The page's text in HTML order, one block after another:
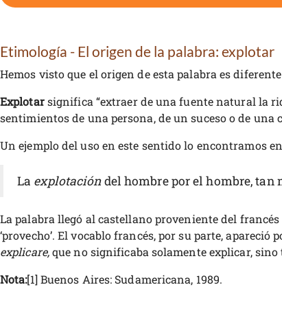
Etimología - El origen de la palabra: explotar
Hemos visto que el origen de esta palabra es
Explotarsignifica “extraer de una fuente natural la
sentimientos de una persona, de un suceso o de una
Un ejemplo del uso en este sentido lo encontramos
La explotacióndel hombre por el hombre, tan
La palabra llegó al castellano proveniente del francés
‘provecho’. El vocablo francés, por su parte, apareció
explicare,que no significaba solamente explicar,
Nota:[1] Buenos Aires: Sudamericana, 1989.